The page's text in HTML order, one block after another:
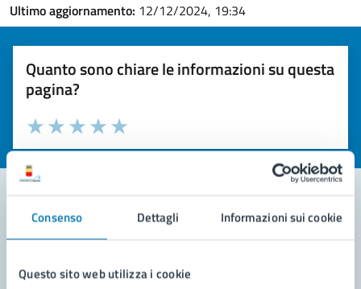
Consenso Dettagli Informazioni sui cookie
Questo sito web utilizza i cookie
Ultimo aggiornamento: 12/12/2024, 19:34
Quanto sono chiare le informazioni su questa
pagina?
Valuta la chiarezza delle informazioni (da 1 a 5 stelle)
Seleziona il numero di stelle per valutare la chiarezza delle
Valuta 5 stelle su 5
Valuta 4 stelle su 5
Valuta 3 stelle su 5
Valuta 2 stelle su 5
Valuta 1 stelle su 5
Contatta il comune
Leggi le domande frequenti